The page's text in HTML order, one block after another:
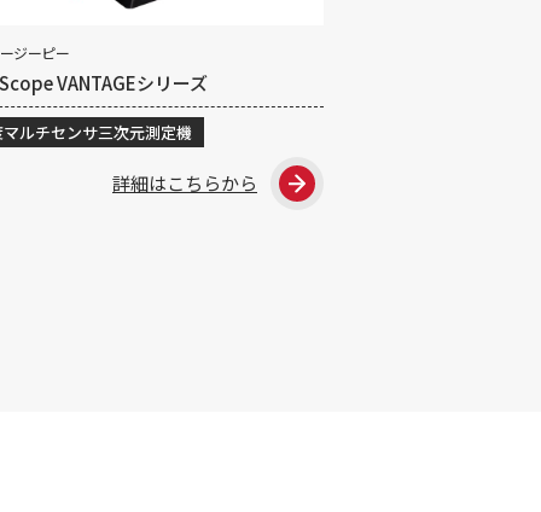
ジーピー
VANTAGEシリーズ
ルチセンサ三次元測定機
詳細はこちらから